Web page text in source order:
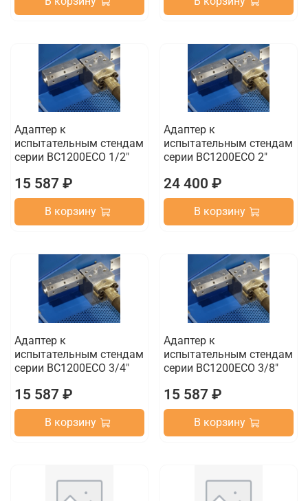
Адаптер к
испытательным стендам
серии BC1200ECO 1/2"
15 587 ₽
В корзину
Адаптер к
испытательным стендам
серии BC1200ECO 2"
24 400 ₽
В корзину
Адаптер к
испытательным стендам
серии BC1200ECO 3/4"
15 587 ₽
В корзину
Адаптер к
испытательным стендам
серии BC1200ECO 3/8"
15 587 ₽
В корзину